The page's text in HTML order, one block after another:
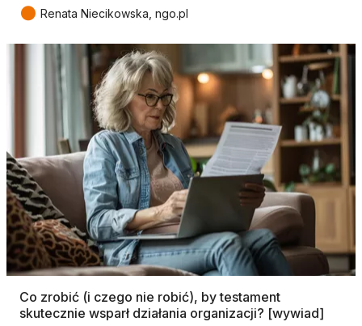
● Renata Niecikowska, ngo.pl
Co zrobić (i czego nie robić), by testament
skutecznie wsparł działania organizacji? [wywiad]